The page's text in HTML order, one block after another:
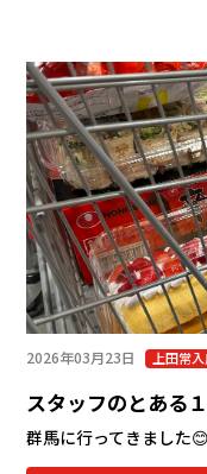
2026年03月23日 上田常
スタッフのとある
群馬に行ってきました😊